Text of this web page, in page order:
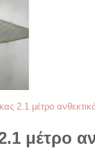
2.1 μέτρο
μέτρο